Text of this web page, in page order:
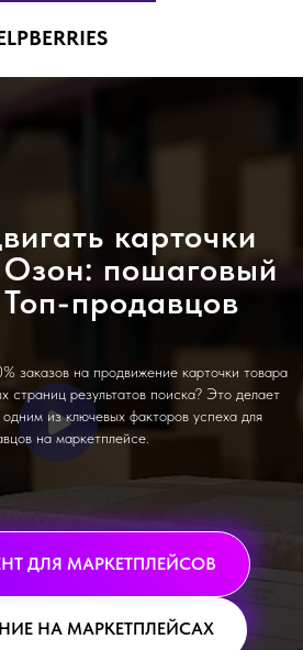
460-00-92карточки
пошаговый
продавцов
заказов на продвижение карточки товара
страниц результатов поиска? Это делает
из ключевых факторов успеха для
на маркетплейсе.
ДЛЯ МАРКЕТПЛЕЙСОВ
НА МАРКЕТПЛЕЙСАХ